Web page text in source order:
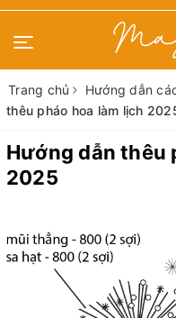
Trang chủ Hướng dẫn
thêu pháo hoa làm lịch
Hướng dẫn thêu
2025